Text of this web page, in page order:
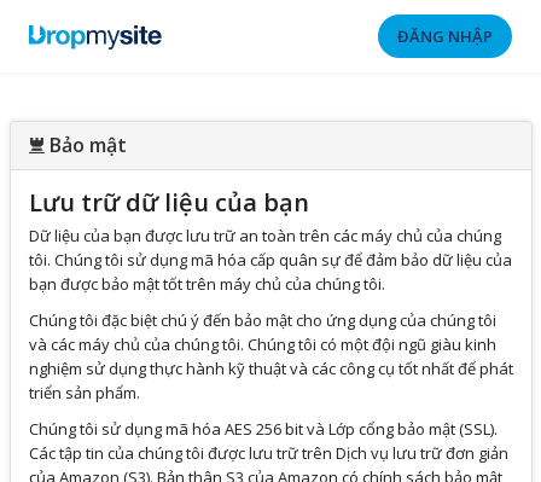
ĐĂNG NHẬP
Bảo mật
Lưu trữ dữ liệu của bạn
Dữ liệu của bạn được lưu trữ an toàn trên các máy chủ của chúng
tôi. Chúng tôi sử dụng mã hóa cấp quân sự để đảm bảo dữ liệu của
bạn được bảo mật tốt trên máy chủ của chúng tôi.
Chúng tôi đặc biệt chú ý đến bảo mật cho ứng dụng của chúng tôi
và các máy chủ của chúng tôi. Chúng tôi có một đội ngũ giàu kinh
nghiệm sử dụng thực hành kỹ thuật và các công cụ tốt nhất để phát
triển sản phẩm.
Chúng tôi sử dụng mã hóa AES 256 bit và Lớp cổng bảo mật (SSL).
Các tập tin của chúng tôi được lưu trữ trên Dịch vụ lưu trữ đơn giản
của Amazon (S3). Bản thân S3 của Amazon có chính sách bảo mật